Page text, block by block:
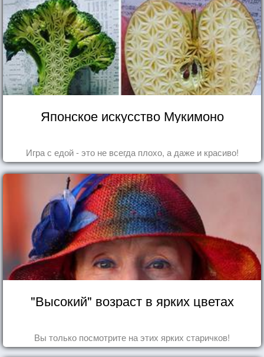
Японское искусство Мукимоно
Игра с едой - это не всегда плохо, а даже и красиво!
"Высокий" возраст в ярких цветах
Вы только посмотрите на этих ярких старичков!